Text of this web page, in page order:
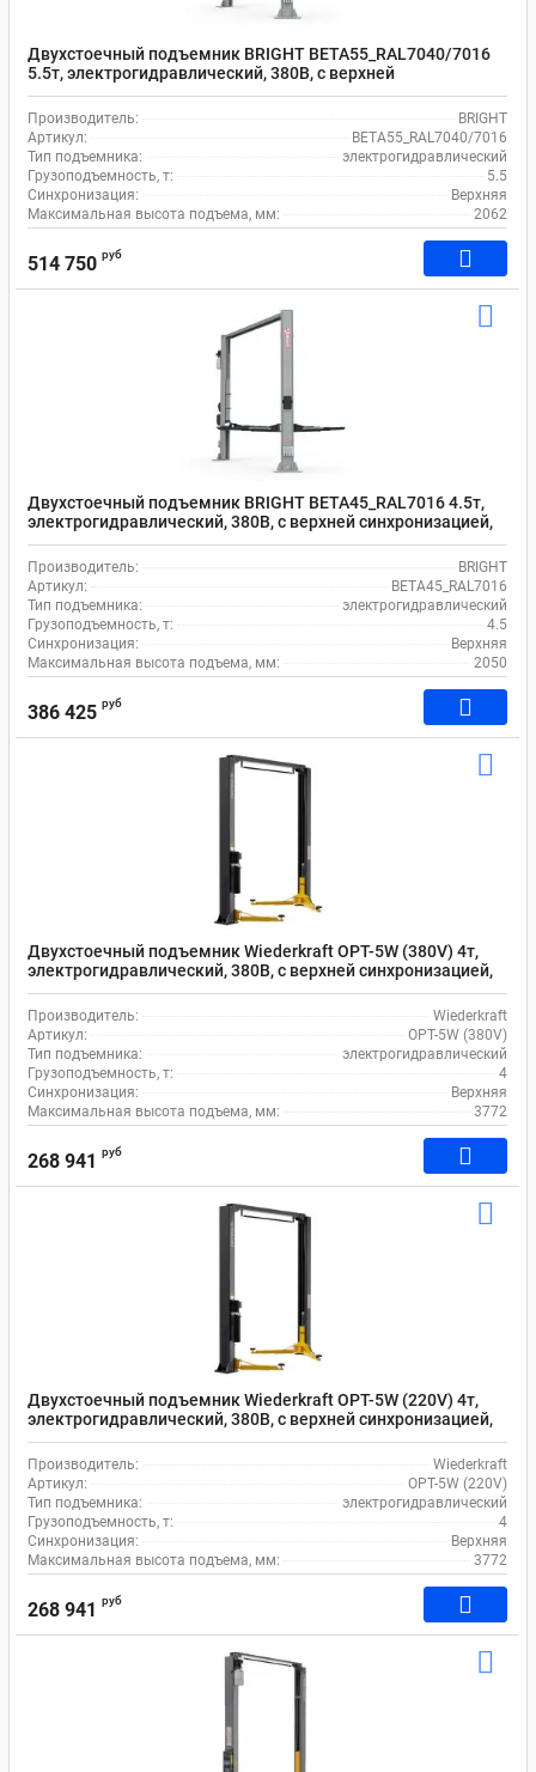
Двухстоечный подъемник BRIGHT BETA55_RAL7040/7016
5.5т, электрогидравлический, 380В, с верхней
синхронизацией, 100-2062 мм
Производитель:
BRIGHT
Артикул:
BETA55_RAL7040/7016
Тип подъемника:
электрогидравлический
Грузоподъемность, т:
5.5
Синхронизация:
Верхняя
Максимальная высота подъема, мм:
2062
514 750 руб
Двухстоечный подъемник BRIGHT BETA45_RAL7016 4.5т,
электрогидравлический, 380В, с верхней синхронизацией,
100-2050 мм
Производитель:
BRIGHT
Артикул:
BETA45_RAL7016
Тип подъемника:
электрогидравлический
Грузоподъемность, т:
4.5
Синхронизация:
Верхняя
Максимальная высота подъема, мм:
2050
386 425 руб
Двухстоечный подъемник Wiederkraft OPT-5W (380V) 4т,
электрогидравлический, 380В, с верхней синхронизацией,
115-3772 мм
Производитель:
Wiederkraft
Артикул:
OPT-5W (380V)
Тип подъемника:
электрогидравлический
Грузоподъемность, т:
4
Синхронизация:
Верхняя
Максимальная высота подъема, мм:
3772
268 941 руб
Двухстоечный подъемник Wiederkraft OPT-5W (220V) 4т,
электрогидравлический, 380В, с верхней синхронизацией,
115-3772 мм
Производитель:
Wiederkraft
Артикул:
OPT-5W (220V)
Тип подъемника:
электрогидравлический
Грузоподъемность, т:
4
Синхронизация:
Верхняя
Максимальная высота подъема, мм:
3772
268 941 руб